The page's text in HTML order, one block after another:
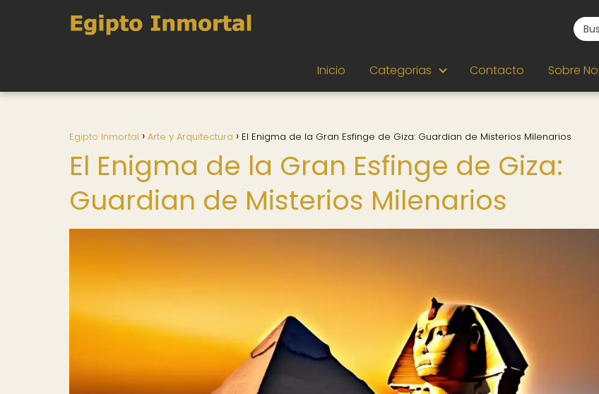
Inicio Categorias Contacto Sobre
Egipto Inmortal Arte y Arquitectura El Enigma de la Gran Esfinge de Giza: Guardian de Misterios Milenarios
El Enigma de la Gran Esfinge de Giza:
Guardian de Misterios Milenarios